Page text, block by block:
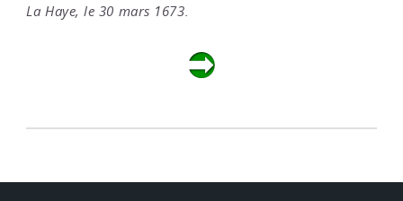
La Haye, le 30 mars 1673.